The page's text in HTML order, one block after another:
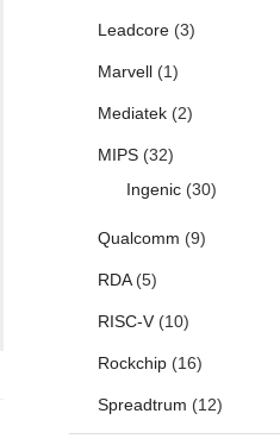
Leadcore(3)
Marvell(1)
Mediatek(2)
MIPS(32)
Ingenic(30)
Qualcomm (9)
RDA(5)
RISC-V(10)
Rockchip(16)
Spreadtrum (12)